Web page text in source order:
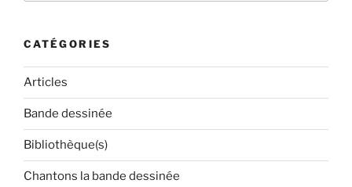
CATÉGORIES
Articles
Bande dessinée
Bibliothèque(s)
Chantons la bande dessinée